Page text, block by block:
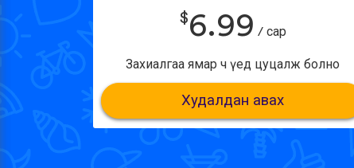
$6.99 / сар
Захиалгаа ямар ч үед цуцалж болно
Худалдан авах